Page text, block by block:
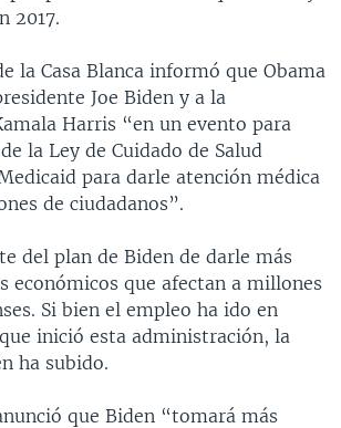
2017.
la Casa Blanca informó que Obama
Joe Biden y a la
Harris “en un evento para
la Ley de Cuidado de Salud
para darle atención médica
de ciudadanos”.
del plan de Biden de darle más
económicos que afectan a millones
Si bien el empleo ha ido en
inició esta administración, la
ha subido.
que Biden “tomará más